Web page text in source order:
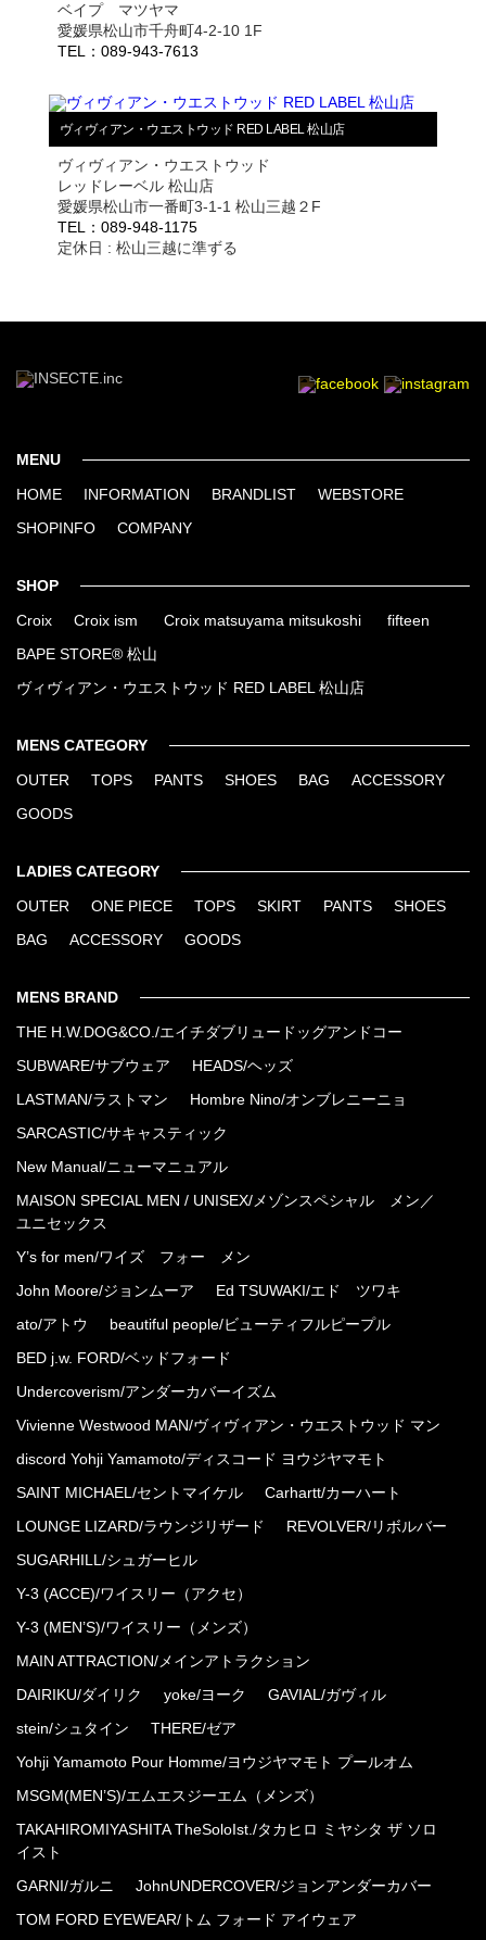
ベイプ マツヤマ
愛媛県松山市千舟町4-2-10 1F
TEL：089-943-7613
ヴィヴィアン・ウエストウッド RED LABEL 松山店
ヴィヴィアン・ウエストウッド
レッドレーベル 松山店
愛媛県松山市一番町3-1-1 松山三越２F
TEL：089-948-1175
定休日 : 松山三越に準ずる
MENU
HOME INFORMATION BRANDLIST WEBSTORE
SHOPINFO COMPANY
SHOP
Croix Croix ism Croix matsuyama mitsukoshi fifteen
BAPE STORE® 松山
ヴィヴィアン・ウエストウッド RED LABEL 松山店
MENS CATEGORY
OUTER TOPS PANTS SHOES BAG ACCESSORY
GOODS
LADIES CATEGORY
OUTER ONE PIECE TOPS SKIRT PANTS SHOES
BAG ACCESSORY GOODS
MENS BRAND
THE H.W.DOG&CO./エイチダブリュードッグアンドコー
SUBWARE/サブウェア HEADS/ヘッズ
LASTMAN/ラストマン Hombre Nino/オンブレニーニョ
SARCASTIC/サキャスティック
New Manual/ニューマニュアル
MAISON SPECIAL MEN / UNISEX/メゾンスペシャル メン／
ユニセックス
Y’s for men/ワイズ フォー メン
John Moore/ジョンムーア Ed TSUWAKI/エド ツワキ
ato/アトウ beautiful people/ビューティフルピープル
BED j.w. FORD/ベッドフォード
Undercoverism/アンダーカバーイズム
Vivienne Westwood MAN/ヴィヴィアン・ウエストウッド マン
discord Yohji Yamamoto/ディスコード ヨウジヤマモト
SAINT MICHAEL/セントマイケル Carhartt/カーハート
LOUNGE LIZARD/ラウンジリザード REVOLVER/リボルバー
SUGARHILL/シュガーヒル
Y-3 (ACCE)/ワイスリー（アクセ）
Y-3 (MEN’S)/ワイスリー（メンズ）
MAIN ATTRACTION/メインアトラクション
DAIRIKU/ダイリク yoke/ヨーク GAVIAL/ガヴィル
stein/シュタイン THERE/ゼア
Yohji Yamamoto Pour Homme/ヨウジヤマモト プールオム
MSGM(MEN’S)/エムエスジーエム（メンズ）
TAKAHIROMIYASHITA TheSoloIst./タカヒロ ミヤシタ ザ ソロ
イスト
GARNI/ガルニ JohnUNDERCOVER/ジョンアンダーカバー
TOM FORD EYEWEAR/トム フォード アイウェア